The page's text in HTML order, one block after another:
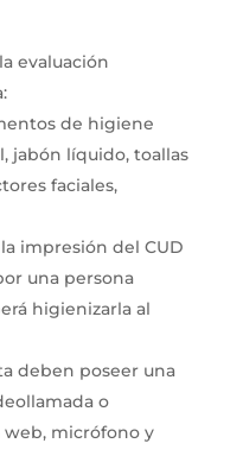
evaluación
de higiene
jabón líquido, toallas
faciales,
impresión del CUD
una persona
higienizarla al
deben poseer una
o
web, micrófono y